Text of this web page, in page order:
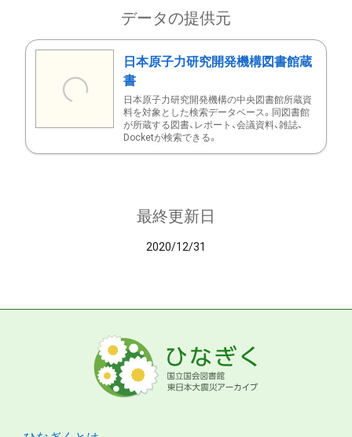
データの提供元
日本原子力研究開発機構図書館蔵
書
日本原子力研究開発機構の中央図書館所蔵資
料を対象とした検索データベース。同図書館
が所蔵する図書、レポート、会議資料、雑誌、
Docketが検索できる。
最終更新日
2020/12/31